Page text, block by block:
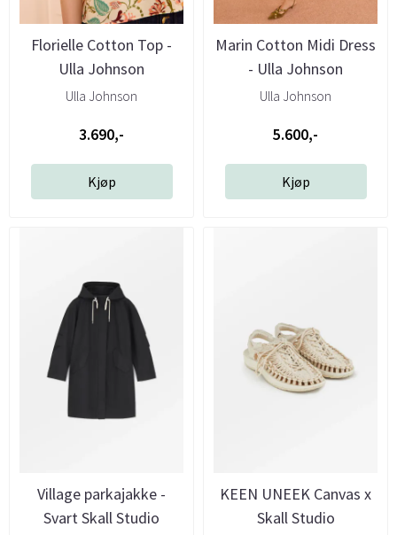
Florielle Cotton Top -
Ulla Johnson
Ulla Johnson
3.690,-
Kjøp
Marin Cotton Midi Dress
- Ulla Johnson
Ulla Johnson
5.600,-
Kjøp
Village parkajakke -
Svart Skall Studio
KEEN UNEEK Canvas x
Skall Studio